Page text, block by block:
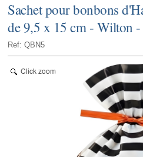
Sachet pour bonbons
de 9,5 x 15 cm - Wilton -
Ref: QBN5
Click zoom